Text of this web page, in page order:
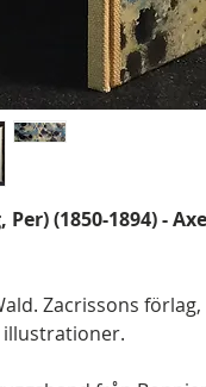
Per) (1850-1894) -
Zacrissons förlag,